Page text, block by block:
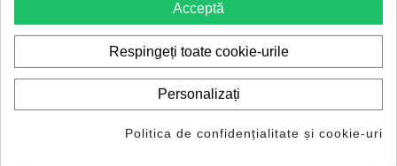
S-AR PUTEA SA-TI PLACA
Acceptă
Respingeți toate cookie-urile
Personalizați
Politica de confidențialitate și cookie-uri